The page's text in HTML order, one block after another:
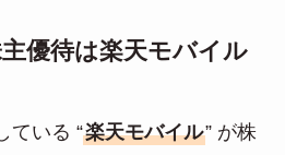
優待は楽天モバイル
ている “楽天モバイル” が株